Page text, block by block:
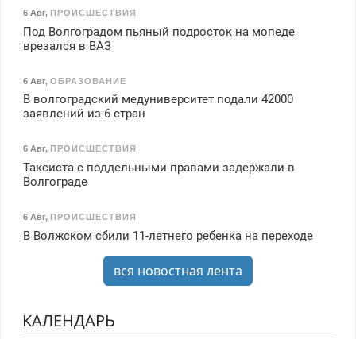
6 Авг, ПРОИСШЕСТВИЯ
Под Волгоградом пьяный подросток на мопеде
врезался в ВАЗ
6 Авг, ОБРАЗОВАНИЕ
В волгоградский медуниверситет подали 42000
заявлений из 6 стран
6 Авг, ПРОИСШЕСТВИЯ
Таксиста с поддельными правами задержали в
Волгограде
6 Авг, ПРОИСШЕСТВИЯ
В Волжском сбили 11-летнего ребенка на переходе
вся новостная лента
КАЛЕНДАРЬ